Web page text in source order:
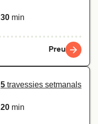
30 min
Preu
5 travessies setmanals
20 min